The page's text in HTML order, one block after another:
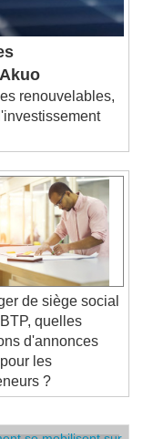
renouvelables,
de siège social
quelles
d'annonces
les
?